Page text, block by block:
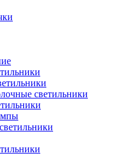
светильники